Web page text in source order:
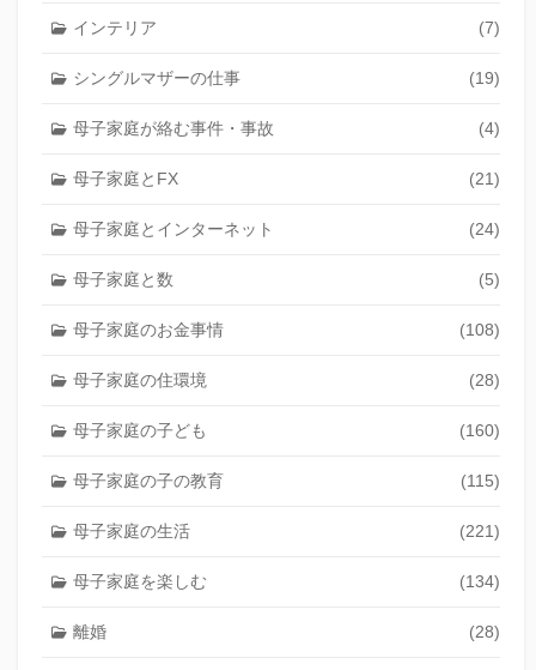
インテリア (7)
シングルマザーの仕事 (19)
母子家庭が絡む事件・事故 (4)
母子家庭とFX (21)
母子家庭とインターネット (24)
母子家庭と数 (5)
母子家庭のお金事情 (108)
母子家庭の住環境 (28)
母子家庭の子ども (160)
母子家庭の子の教育 (115)
母子家庭の生活 (221)
母子家庭を楽しむ (134)
離婚 (28)